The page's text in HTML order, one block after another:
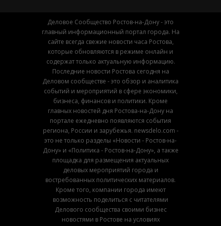
Деловое Сообщество Ростов-на-Дону - это
главный информационный портал города. На
сайте всегда свежие новости часа Ростова,
которые обновляются в режиме онлайн и
содержат только актуальную информацию.
Последние новости Ростова сегодня на
Деловом сообществе - это обзор и аналитика
событий и мероприятий в сфере экономики,
бизнеса, финансов и политики. Кроме
главных новостей дня Ростова-на-Дону на
портале ежедневно появляются события
региона, России и зарубежья. newsdelo.com -
это не только разделы «Новости - Ростов-на-
Дону» и «Политика - Ростов-на-Дону», а также
площадка для размещения актуальных
деловых мероприятий города и
востребованных политических материалов.
Кроме того, компании города имеют
возможность поделиться с читателями
Делового сообщества своими бизнес
новостями в Ростове на условиях